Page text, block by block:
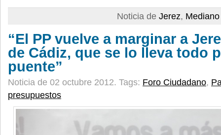
Noticia de Jerez,
“El PP vuelve a marginar a
de Cádiz, que se lo lleva todo
puente”
Noticia de 02 octubre 2012. Tags: Foro Ciudadano,
presupuestos